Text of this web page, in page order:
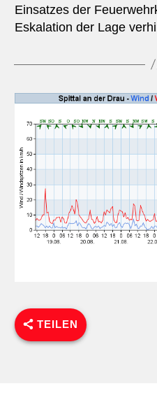
Einsatzes der
Eskalation der Lage
TEILEN